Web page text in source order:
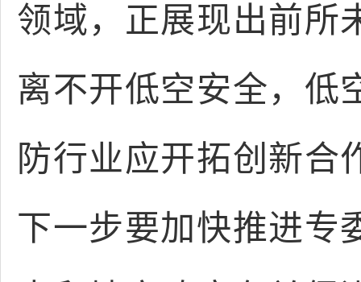
领域，正展现出前所
离不开低空安全，低
防行业应开拓创新合
下一步要加快推进专